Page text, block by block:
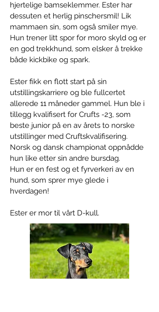
hjertelige bamseklemmer. Ester har
dessuten et herlig pinschersmil! Lik
mammaen sin, som også smiler mye.
Hun trener litt spor for moro skyld og er
en god trekkhund, som elsker å trekke
både kickbike og spark.
Ester fikk en flott start på sin
utstillingskarriere og ble fullcertet
allerede 11 måneder gammel. Hun ble i
tillegg kvalifisert for Crufts -23, som
beste junior på en av årets to norske
utstillinger med Cruftskvalifisering.
Norsk og dansk championat oppnådde
hun like etter sin andre bursdag.
Hun er en fest og et fyrverkeri av en
hund, som sprer mye glede i
hverdagen!
Ester er mor til vårt D-kull.